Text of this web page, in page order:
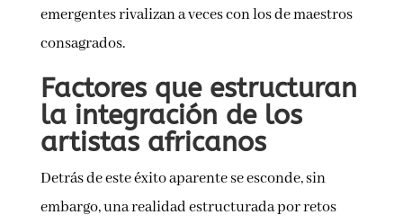
emergentes rivalizan a veces con los de maestros
consagrados.
Factores que estructuran
la integración de los
artistas africanos
Detrás de este éxito aparente se esconde, sin
embargo, una realidad estructurada por retos